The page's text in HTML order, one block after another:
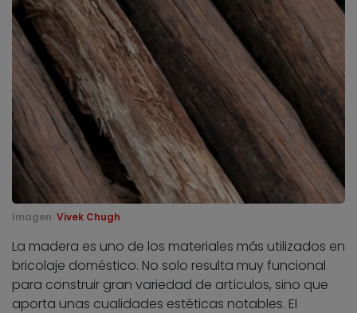
Imagen: Vivek Chugh
La madera es uno de los materiales más utilizados en
bricolaje doméstico. No solo resulta muy funcional
para construir gran variedad de artículos, sino que
aporta unas cualidades estéticas notables. El